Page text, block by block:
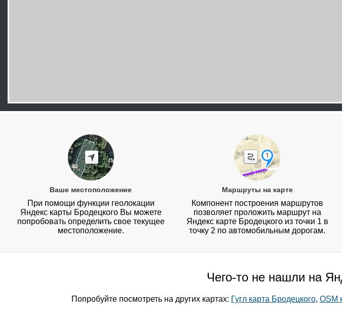
Ваше местоположение
При помощи функции геолокации
Яндекс карты Бродецкого Вы можете
попробовать определить свое текущее
местоположение.
Маршруты на карте
Компонент построения маршрутов
позволяет проложить маршрут на
Яндекс карте Бродецкого из точки 1 в
точку 2 по автомобильным дорогам.
Чего-то не нашли на
Попробуйте посмотреть на других картах: Гугл карта Бродецкого, OSM